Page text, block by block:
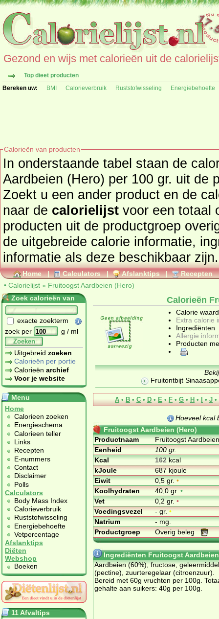
Gezond en wijs met calorieën uit de
Top dieet producten
Bereken uw:
BMI Calorieverbruik Ruststofwisseling Energiebehoefte
Calorieën van producten
In onderstaande tabel staan de
Aardbeien (Hero) per 100 gr. uit de
Zoekt u een ander product en de
naar de calorielijst voor een totaal
producten uit de productgroep
de uitgebreide calorie informatie,
informatie als deze beschikbaar zijn.
Home | Calculators | Afslanktips | Recepten
• Calorielijst » Fruitoogst Aardbeien (Hero)
Zoek calorieën van
exacte zoekterm
zoek per
g / ml
Zoeken
Uitgebreid zoeken
Calorieën per portie
Calorieën archief
Voor je website
Menu
Home
Calorieen zoeken
Energieschema
Calorieen teller
Links
Recepten
E-nummers
Contact
Disclaimer
Polls
Calculators
Body Mass Index
Calorieverbruik
Ruststofwisseling
Energiebehoefte
Vetpercentage
Afslanktips
Diëten
Webshop
Boeken
11 Afvaltips
Calorieën
Calorie
Extra calorie
Ingrediënten
Allergie
Producten
Fruitontbijt
A • B • C • D • E • F • G • H • I • J •
Hoeveel kcal
Fruitoogst Aardbeien (Hero)
Productnaam
Fruitoogst
Eenheid
100 gr.
Kcal
162kcal
kJoule
687 kjoule
Eiwit
0,5 gr.•
Koolhydraten
40,0 gr.•
Vet
0,2 gr.•
Voedingsvezel
- gr.•
Natrium
- mg.
Productgroep
Overig beleg
Ingrediënten Fruitoogst
Aardbeien (60%), fructose, geleermiddel
(pectine), zuurteregelaar (citroenzuur).
Bereid met 60g vruchten per 100g.
gehalte aan suikers: 40g per 100g.